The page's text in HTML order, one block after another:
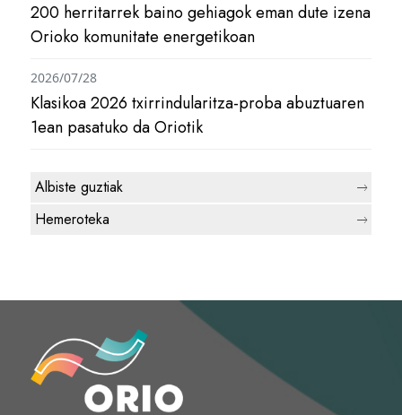
200 herritarrek baino gehiagok eman dute izena
Orioko komunitate energetikoan
Klasikoa 2026 txirrindularitza-proba abuztuaren
1ean pasatuko da Oriotik
2026/07/28
Albiste guztiak
Hemeroteka